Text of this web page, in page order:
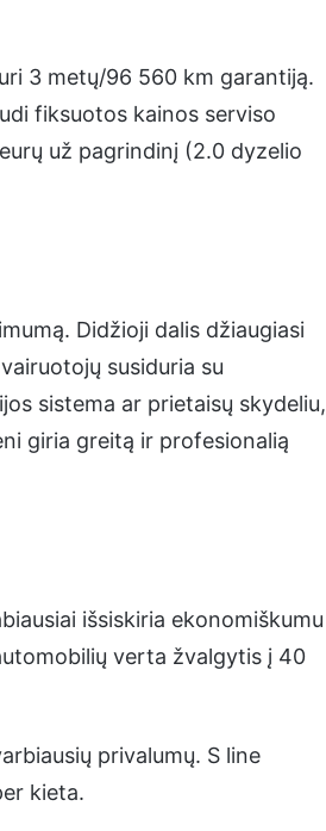
3 metų/96 560 km garantiją.
fiksuotos kainos serviso
už pagrindinį (2.0 dyzelio
Didžioji dalis džiaugiasi
susiduria su
sistema ar prietaisų skydeliu,
giria greitą ir profesionalią
išsiskiria ekonomiškumu
verta žvalgytis į 40
privalumų. S line
kieta.